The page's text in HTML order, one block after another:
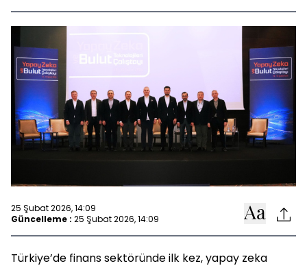
25 Şubat 2026, 14:09
Güncelleme : 25 Şubat 2026, 14:09
Türkiye’de finans sektöründe ilk kez, yapay zeka